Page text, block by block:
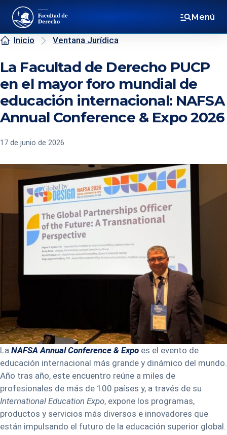
Menú
Inicio Ventana Jurídica
La Facultad de Derecho PUCP
en el mayor foro mundial de
educación internacional: NAFSA
Annual Conference & Expo 2026
17 de junio de 2026
La NAFSA Annual Conference & Expo es el evento de
educación internacional más grande y dinámico del mundo.
Año tras año, este encuentro reúne a miles de
profesionales de más de 100 países y, a través de su
International Education Expo, expone los programas,
productos y servicios más diversos e innovadores que
están impulsando el futuro de la educación superior global.